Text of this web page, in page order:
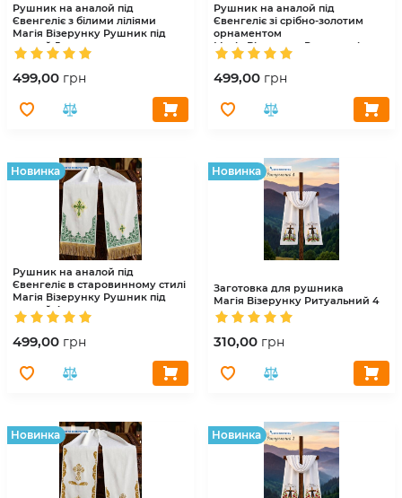
Рушник на аналой під
Євенгеліє з білими ліліями
Магія Візерунку Рушник під
аналой 5
499,00 грн
Рушник на аналой під
Євенгеліє зі срібно-золотим
орнаментом
Магія Візерунку
Рушник під
аналой 3
499,00 грн
Hовинка
Рушник на аналой під
Євенгеліє в старовинному стилі
Магія Візерунку Рушник під
аналой 4
499,00 грн
Hовинка
Заготовка для рушника
Магія Візерунку Ритуальний 4
310,00 грн
Hовинка Hовинка